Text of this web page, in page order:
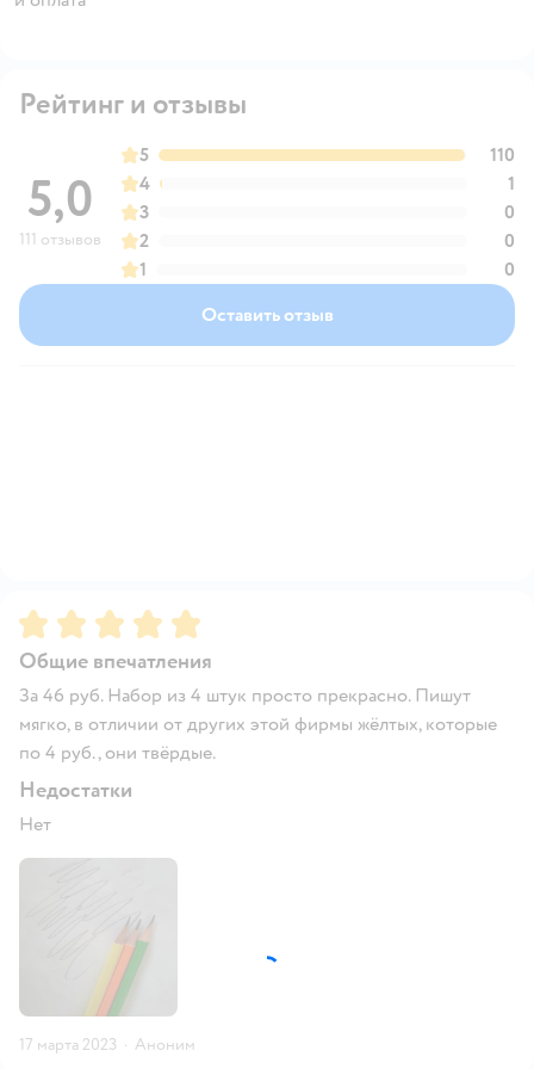
Рейтинг и отзывы
5,0
111 отзывов
5
110
4
1
3
0
2
0
1
0
Оставить отзыв
Рейтинг:5
Общие впечатления
За 46 руб. Набор из 4 штук просто прекрасно. Пишут
мягко, в отличии от других этой фирмы жёлтых, которые
по 4 руб., они твёрдые.
Недостатки
Нет
17 марта 2023 · Аноним